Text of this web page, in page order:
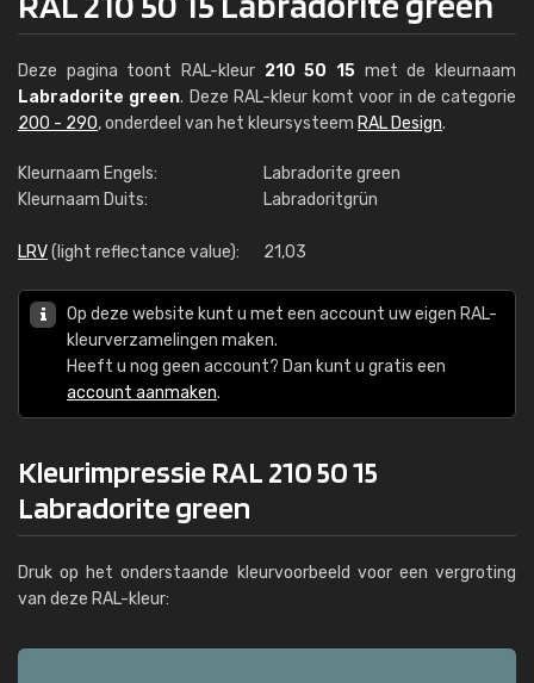
Deze pagina toont RAL-kleur 210 50 15 met de kleurnaam
Labradorite green. Deze RAL-kleur komt voor in de categorie
200 - 290, onderdeel van het kleursysteem RAL Design.
Kleurnaam Engels:
Labradorite green
Kleurnaam Duits:
Labradoritgrün
LRV(light reflectance value): 21,03
Op deze website kunt u met een account uw eigen RAL-
kleurverzamelingen maken.
Heeft u nog geen account? Dan kunt u gratis een
account aanmaken.
Kleurimpressie RAL 210 50 15
Labradorite green
Druk op het onderstaande kleurvoorbeeld voor een vergroting
van deze RAL-kleur: